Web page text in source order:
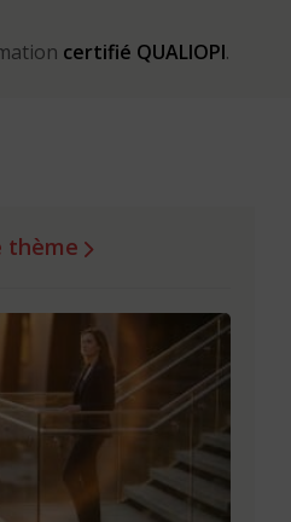
certifié QUALIOPI.
thème